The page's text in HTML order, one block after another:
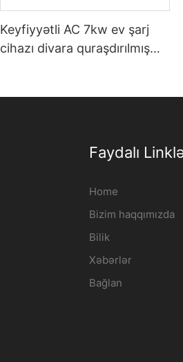
Keyfiyyətli AC 7kw ev şarj
cihazı divara quraşdırılmış
Faydalı
Home
Bizim haqqımızda
Bilik
Xəbərlər
Bağlan